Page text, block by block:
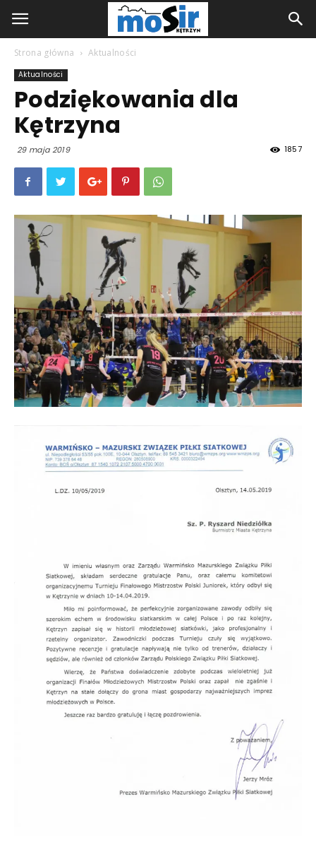
Strona główna Aktualności
Aktualności
Podziękowania dla
Kętrzyna
29 maja 2019 1857